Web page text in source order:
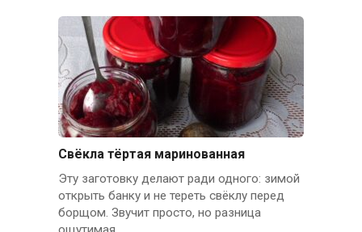
Свёкла тёртая маринованная
Эту заготовку делают ради одного: зимой
открыть банку и не тереть свёклу перед
борщом. Звучит просто, но разница